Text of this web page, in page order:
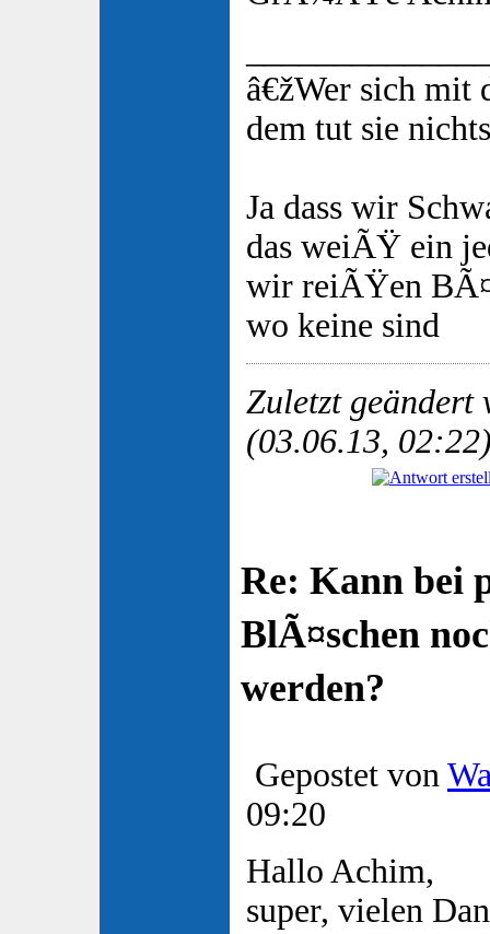
â€žWer sich mit
dem tut sie
Ja dass wir
das weiÃŸ ein
wir reiÃŸen
wo keine sind
Zuletzt geändert
(03.06.13,
Re: Kann bei
BlÃ¤schen
werden?
Gepostet von
09:20
Hallo Achim,
super, vielen